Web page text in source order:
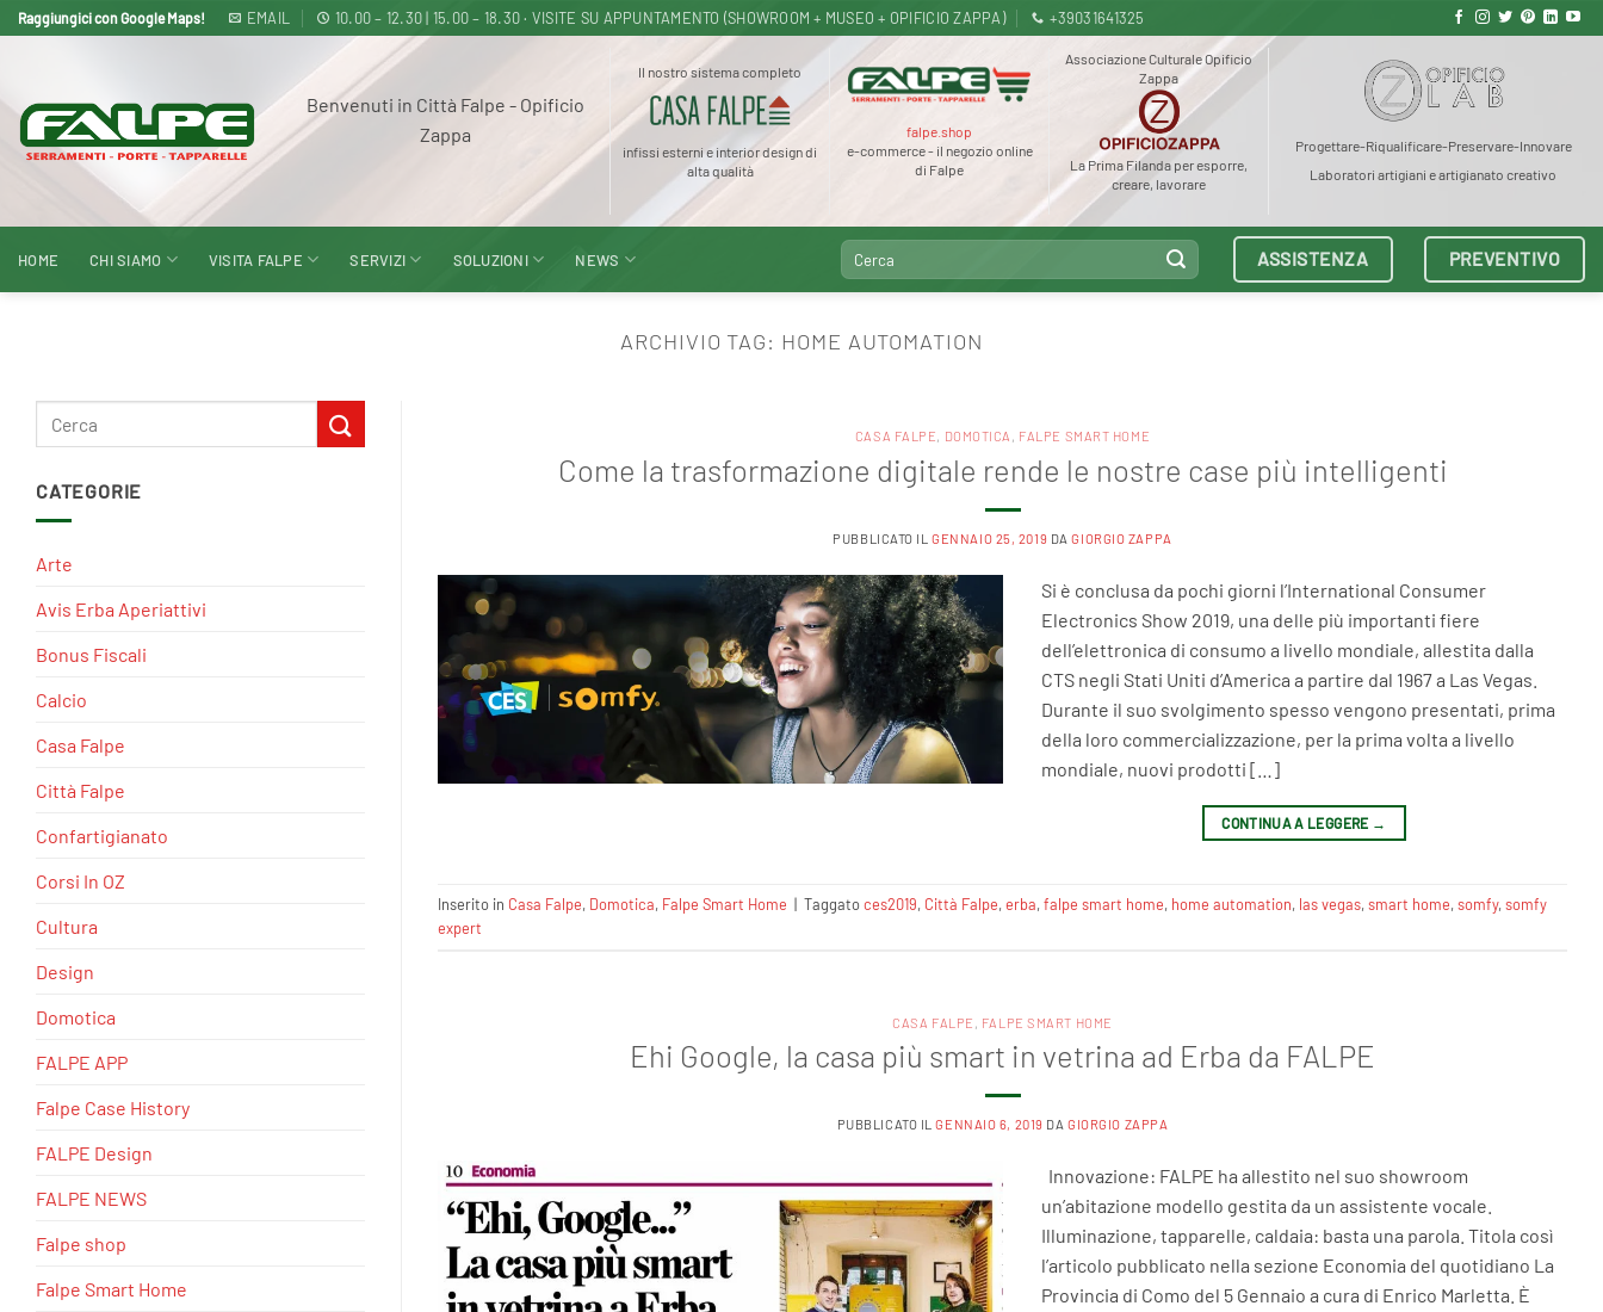
Salta
ai
Raggiungici con Google Maps! EMAIL 10.00 – 12.30 | 15.00 – 18.30 · VISITE SU APPUNTAMENTO (SHOWROOM + MUSEO + OPIFICIO ZAPPA) +39031641325
Benvenuti in Città Falpe - Opificio
Zappa
Il nostro sistema completo
infissi esterni e interior design di
alta qualità
falpe.shop
e-commerce - il negozio online
di Falpe
Associazione Culturale Opificio
Zappa
La Prima Filanda per esporre,
creare, lavorare
Progettare-Riqualificare-Preservare-Innovare
Laboratori artigiani e artigianato creativo
HOME CHI SIAMO VISITA FALPE SERVIZI SOLUZIONI NEWS
Cerca: ASSISTENZA PREVENTIVO
ARCHIVIO TAG: HOME AUTOMATION
CATEGORIE
Arte
Avis Erba Aperiattivi
Bonus Fiscali
Calcio
Casa Falpe
Città Falpe
Confartigianato
Corsi In OZ
Cultura
Design
Domotica
FALPE APP
Falpe Case History
FALPE Design
FALPE NEWS
Falpe shop
Falpe Smart Home
CASA FALPE, DOMOTICA , FALPE SMART HOME
Come la trasformazione digitale rende le nostre case più intelligenti
PUBBLICATO ILGENNAIO 25, 2019 DAGIORGIO ZAPPA
Si è conclusa da pochi giorni l’International Consumer
Electronics Show 2019, una delle più importanti fiere
dell’elettronica di consumo a livello mondiale, allestita dalla
CTS negli Stati Uniti d’America a partire dal 1967 a Las Vegas.
Durante il suo svolgimento spesso vengono presentati, prima
della loro commercializzazione, per la prima volta a livello
mondiale, nuovi prodotti […]
CONTINUA A LEGGERE →
Inserito in Casa Falpe, Domotica, Falpe Smart Home | Taggatoces2019, Città Falpe,erba,falpe smart home, home automation, las vegas,smart home,somfy,somfy
expert
CASA FALPE , FALPE SMART HOME
Ehi Google, la casa più smart in vetrina ad Erba da FALPE
PUBBLICATO ILGENNAIO 6, 2019 DAGIORGIO ZAPPA
Innovazione: FALPE ha allestito nel suo showroom
un’abitazione modello gestita da un assistente vocale.
Illuminazione, tapparelle, caldaia: basta una parola. Titola così
l’articolo pubblicato nella sezione Economia del quotidiano La
Provincia di Como del 5 Gennaio a cura di Enrico Marletta. È